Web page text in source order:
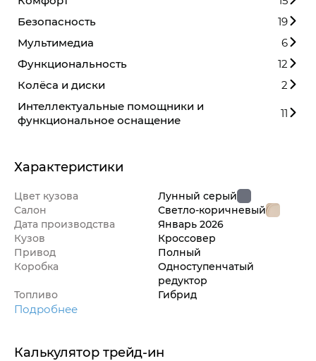
Безопасность
19
Мультимедиа
6
Функциональность
12
Колёса и диски
2
Интеллектуальные помощники и
функциональное оснащение
11
Характеристики
Цвет кузова
Лунный серый
Салон
Светло-коричневый
Дата производства
Январь 2026
Кузов
Кроссовер
Привод
Полный
Коробка
Одноступенчатый
редуктор
Топливо
Гибрид
Подробнее
Калькулятор трейд-ин